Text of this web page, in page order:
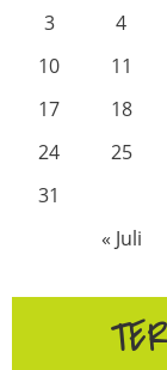
3
4
10
11
17
18
24
25
31
« Juli